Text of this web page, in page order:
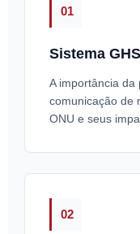
01
Sistema GHS
A importância da
comunicação de
ONU e seus
02